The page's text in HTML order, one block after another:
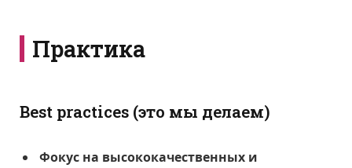
Практика
Best practices (это мы делаем)
Фокус на высококачественных и